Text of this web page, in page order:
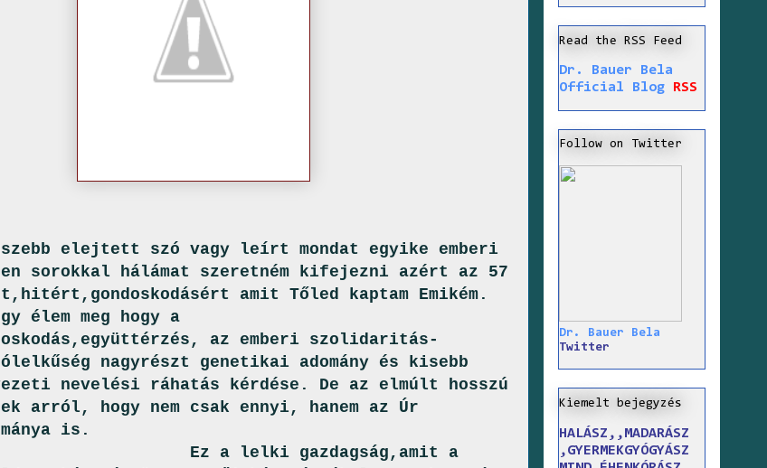
elejtett szó vagy leírt mondat egyike emberi
sorokkal hálámat szeretném kifejezni azért az 57
amit Tőled kaptam Emikém.
élem meg hogy a
az emberi szolidaritás-
nagyrészt genetikai adomány és kisebb
nevelési ráhatás kérdése. De az elmúlt hosszú
arról, hogy nem csak ennyi, hanem az Úr
is.
gazdagság,amit a
Read the RSS Feed
Dr. Bauer Bela
Official Blog
RSS
Follow on Twitter
Dr. Bauer Bela
Twitter
Kiemelt bejegyzés
HALÁSZ,,MADARÁSZ
,GYERMEKGYÓGYÁSZ